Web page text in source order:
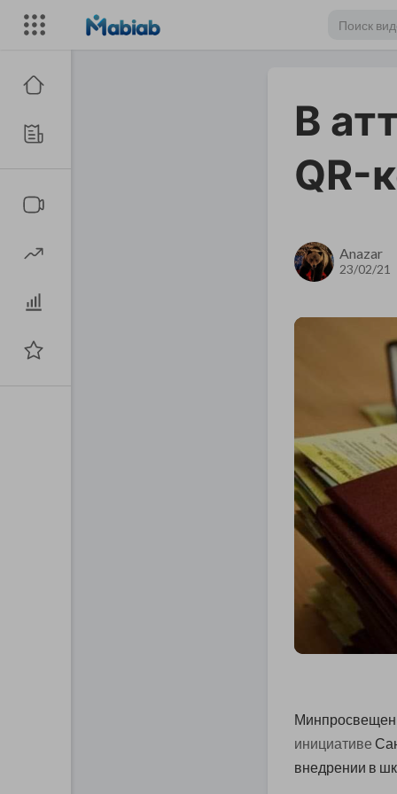
В
QR-
Anazar
23/02/21
инициативе
внедрении в